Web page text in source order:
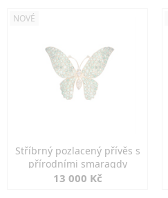
NOVÉ
Stříbrný pozlacený přívěs s
přírodními smaragdy
13 000 Kč